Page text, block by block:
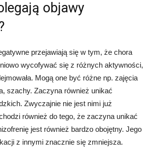
objawy
przejawiają się w tym, że chora
wycofywać się z różnych aktywności,
Mogą one być różne np. zajęcia
szachy. Zaczyna również unikać
Zwyczajnie nie jest nimi już
również do tego, że zaczyna unikać
jest również bardzo obojętny. Jego
z innymi znacznie się zmniejsza.